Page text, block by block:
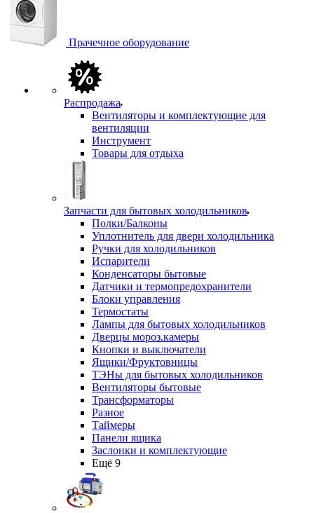
Прачечное оборудование
Распродажа
Вентиляторы и комплектующие для
вентиляции
Инструмент
Товары для отдыха
Запчасти для бытовых холодильников
Полки/Балконы
Уплотнитель для двери холодильника
Ручки для холодильников
Испарители
Конденсаторы бытовые
Датчики и термопредохранители
Блоки управления
Термостаты
Лампы для бытовых холодильников
Дверцы мороз.камеры
Кнопки и выключатели
Ящики/Фруктовницы
ТЭНы для бытовых холодильников
Вентиляторы бытовые
Трансформаторы
Разное
Таймеры
Панели ящика
Заслонки и комплектующие
Ещё 9